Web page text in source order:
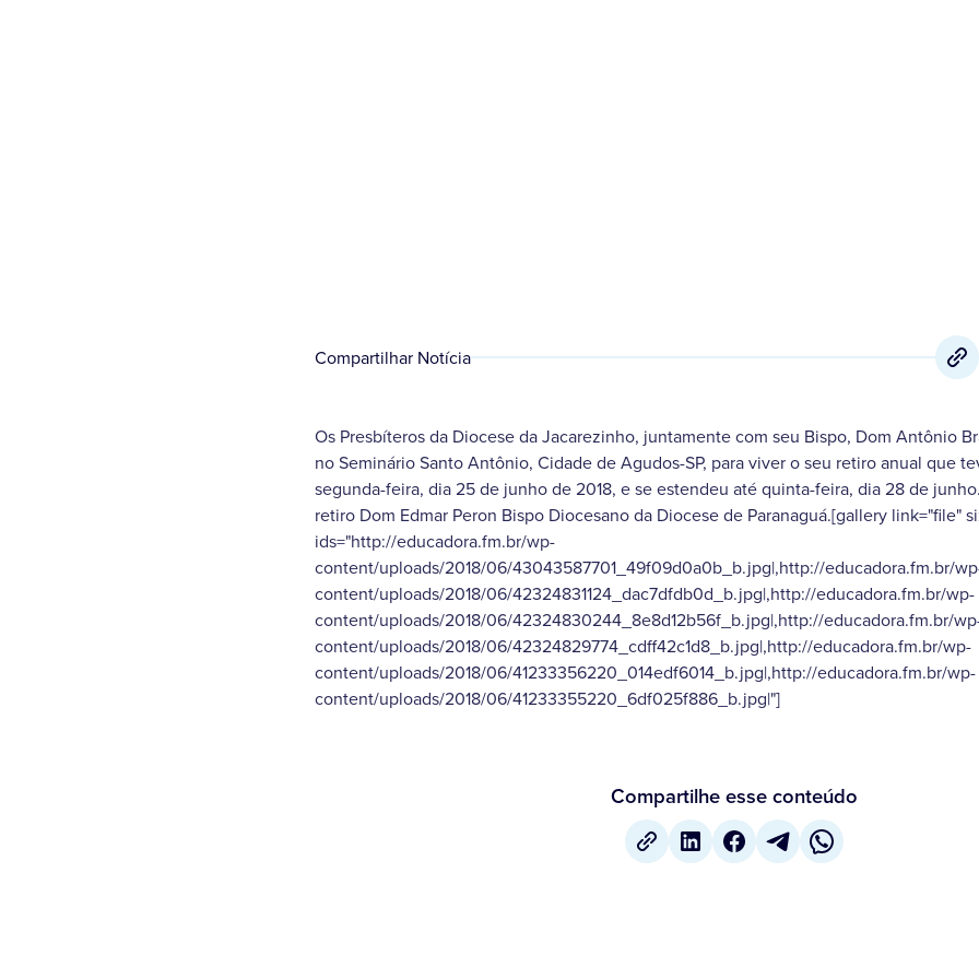
Compartilhar Notícia
Os Presbíteros da Diocese da Jacarezinho, juntamente com seu Bispo, Dom Antônio
no Seminário Santo Antônio, Cidade de Agudos-SP, para viver o seu retiro anual que
segunda-feira, dia 25 de junho de 2018, e se estendeu até quinta-feira, dia 28 de
retiro Dom Edmar Peron Bispo Diocesano da Diocese de Paranaguá.[gallery link="file"
ids="http://educadora.fm.br/wp-
content/uploads/2018/06/43043587701_49f09d0a0b_b.jpg|,http://educadora.fm.br/
content/uploads/2018/06/42324831124_dac7dfdb0d_b.jpg|,http://educadora.fm.br/wp-
content/uploads/2018/06/42324830244_8e8d12b56f_b.jpg|,http://educadora.fm.br/
content/uploads/2018/06/42324829774_cdff42c1d8_b.jpg|,http://educadora.fm.br/wp-
content/uploads/2018/06/41233356220_014edf6014_b.jpg|,http://educadora.fm.br/wp-
content/uploads/2018/06/41233355220_6df025f886_b.jpg|"]
Compartilhe esse conteúdo